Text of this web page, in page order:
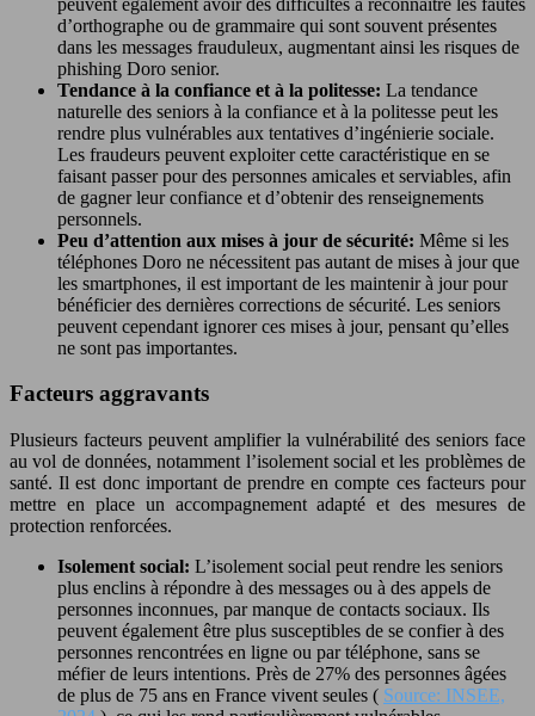
d’orthographe ou de grammaire qui sont souvent présentes
dans les messages frauduleux, augmentant ainsi les risques de
phishing Doro senior.
Tendance à la confiance et à la politesse: La tendance
naturelle des seniors à la confiance et à la politesse peut les
rendre plus vulnérables aux tentatives d’ingénierie sociale.
Les fraudeurs peuvent exploiter cette caractéristique en se
faisant passer pour des personnes amicales et serviables, afin
de gagner leur confiance et d’obtenir des renseignements
personnels.
Peu d’attention aux mises à jour de sécurité: Même si les
téléphones Doro ne nécessitent pas autant de mises à jour que
les smartphones, il est important de les maintenir à jour pour
bénéficier des dernières corrections de sécurité. Les seniors
peuvent cependant ignorer ces mises à jour, pensant qu’elles
ne sont pas importantes.
Facteurs aggravants
Plusieurs facteurs peuvent amplifier la vulnérabilité des seniors face
au vol de données, notamment l’isolement social et les problèmes de
santé. Il est donc important de prendre en compte ces facteurs pour
mettre en place un accompagnement adapté et des mesures de
protection renforcées.
Isolement social: L’isolement social peut rendre les seniors
plus enclins à répondre à des messages ou à des appels de
personnes inconnues, par manque de contacts sociaux. Ils
peuvent également être plus susceptibles de se confier à des
personnes rencontrées en ligne ou par téléphone, sans se
méfier de leurs intentions. Près de 27% des personnes âgées
de plus de 75 ans en France vivent seules ( Source: INSEE,